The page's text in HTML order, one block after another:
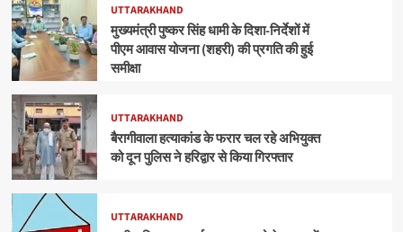
UTTARAKHAND
मुख्यमंत्री पुष्कर सिंह धामी के दिशा-निर्देशों में
पीएम आवास योजना (शहरी) की प्रगति की हुई
समीक्षा
UTTARAKHAND
बैरागीवाला हत्याकांड के फरार चल रहे अभियुक्त
को दून पुलिस ने हरिद्वार से किया गिरफ्तार
UTTARAKHAND